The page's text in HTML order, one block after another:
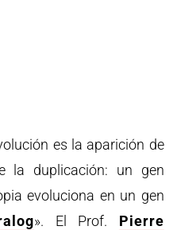
es la aparición de
la duplicación: un gen
evoluciona en un gen
». El Prof. Pierre